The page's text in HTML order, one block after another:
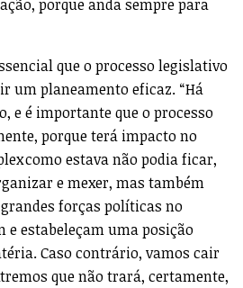
porque anda sempre para
que o processo legislativo
um planeamento eficaz. “Há
e é importante que o processo
porque terá impacto no
como estava não podia ficar,
e mexer, mas também
forças políticas no
e estabeleçam uma posição
Caso contrário, vamos cair
que não trará, certamente,